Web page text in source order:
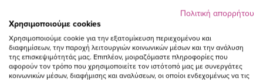
που έχουν δημιουργηθεί για γυναίκες με καμπύλες,
δίνοντας έμφαση στη σωστή εφαρμογή ώστε το μαγιό να
αγκαλιάζει το σώμα χωρίς να πιέζει. Στη συλλογή θα
ανακαλύψεις μαγιό ολόσωμα plus size που προσφέρουν
ισορροπία στη σιλουέτα και άνεση σε κάθε σου κίνηση.
Πολιτική απορρήτου
Χρησιμοποιούμε cookies
Χρησιμοποιούμε cookie για την εξατομίκευση περιεχομένου και
διαφημίσεων, την παροχή λειτουργιών κοινωνικών μέσων και την ανάλυση
της επισκεψιμότητάς μας. Επιπλέον, μοιραζόμαστε πληροφορίες που
αφορούν τον τρόπο που χρησιμοποιείτε τον ιστότοπό μας με συνεργάτες
κοινωνικών μέσων, διαφήμισης και αναλύσεων, οι οποίοι ενδεχομένως να τις